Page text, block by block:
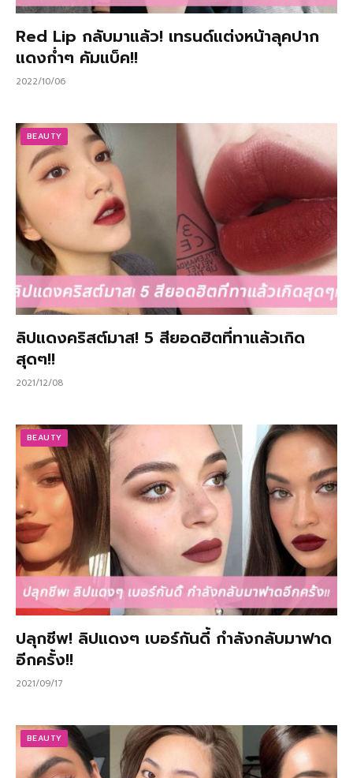
Red Lip กลับมาแล้ว! เทรนด์แต่งหน้าลุคปาก
แดงก่ำๆ คัมแบ็ค!!
2022/10/06
BEAUTY
ลิปแดงคริสต์มาส! 5 สียอดฮิตที่ทาแล้วเกิด
สุดๆ!!
2021/12/08
BEAUTY
ปลุกชีพ! ลิปแดงๆ เบอร์กันดี้ กำลังกลับมาฟาด
อีกครั้ง!!
2021/09/17
BEAUTY